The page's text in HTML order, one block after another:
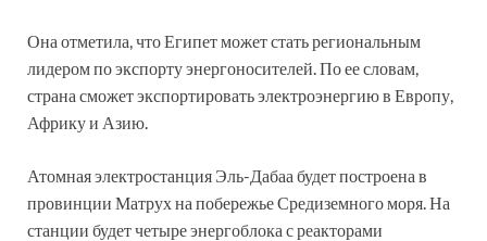
Она отметила, что Египет может стать региональным
лидером по экспорту энергоносителей. По ее словам,
страна сможет экспортировать электроэнергию в Европу,
Африку и Азию.
Атомная электростанция Эль-Дабаа будет построена в
провинции Матрух на побережье Средиземного моря. На
станции будет четыре энергоблока с реакторами